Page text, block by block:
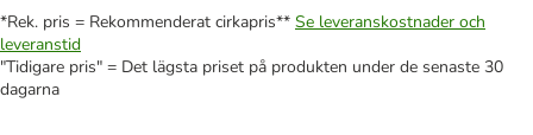
*Rek. pris = Rekommenderat cirkapris** Se leveranskostnader och
leveranstid
"Tidigare pris" = Det lägsta priset på produkten under de senaste 30
dagarna